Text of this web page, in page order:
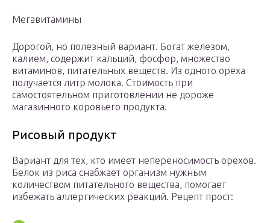
Мегавитамины
Дорогой, но полезный вариант. Богат железом,
калием, содержит кальций, фосфор, множество
витаминов, питательных веществ. Из одного ореха
получается литр молока. Стоимость при
самостоятельном приготовлении не дороже
магазинного коровьего продукта.
Рисовый продукт
Вариант для тех, кто имеет непереносимость орехов.
Белок из риса снабжает организм нужным
количеством питательного вещества, помогает
избежать аллергических реакций. Рецепт прост: